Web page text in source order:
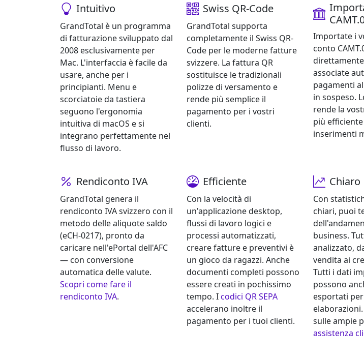
Caratteristiche principali: Interfaccia intuitiva (20+ anni esperienza Mac),
Intuitivo
GrandTotal è un programma
di fatturazione sviluppato dal
2008 esclusivamente per
Mac. L'interfaccia è facile da
usare, anche per i
principianti. Menu e
scorciatoie da tastiera
seguono l'ergonomia
intuitiva di macOS e si
integrano perfettamente nel
flusso di lavoro.
Swiss QR-Code
GrandTotal supporta
completamente il Swiss QR-
Code per le moderne fatture
svizzere. La fattura QR
sostituisce le tradizionali
polizze di versamento e
rende più semplice il
pagamento per i vostri
clienti.
Importate i
conto
associate
pagamenti
in sospeso.
rende la
più
inserimenti
Rendiconto IVA
GrandTotal genera il
rendiconto IVA svizzero con il
metodo delle aliquote saldo
(eCH-0217), pronto da
caricare nell'ePortal dell'AFC
— con conversione
automatica delle valute.
Scopri come fare il
rendiconto IVA.
Efficiente
Con la velocità di
un'applicazione desktop,
flussi di lavoro logici e
processi automatizzati,
creare fatture e preventivi è
un gioco da ragazzi. Anche
documenti completi possono
essere creati in pochissimo
tempo. Icodici QR SEPA
accelerano inoltre il
pagamento per i tuoi clienti.
Chiaro
Con
chiari, puoi
business.
analizzato,
vendita ai
Tutti i dati
possono
esportati
sulle ampie
assistenza